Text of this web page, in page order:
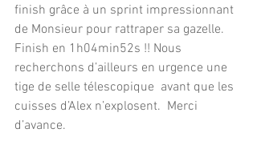
finish grâce à un sprint impressionnant
de Monsieur pour rattraper sa gazelle.
Finish en 1h04min52s !! Nous
recherchons d’ailleurs en urgence une
tige de selle télescopique  avant que les
cuisses d’Alex n’explosent.  Merci
d’avance.